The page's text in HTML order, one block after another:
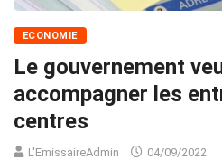
ECONOMIE
Le gouvernement
accompagner les
centres
L'EmissaireAdmin 04/09/2022